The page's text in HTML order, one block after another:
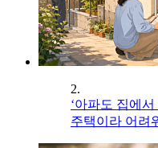
2.
‘아파도 집에
주택이라 어려